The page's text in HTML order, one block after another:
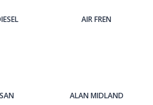
AIR FREN
ALAN MIDLAND